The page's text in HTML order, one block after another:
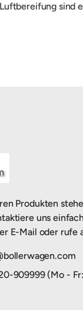
sind
Produkten
uns
E-Mail oder rufe
909999 (Mo -